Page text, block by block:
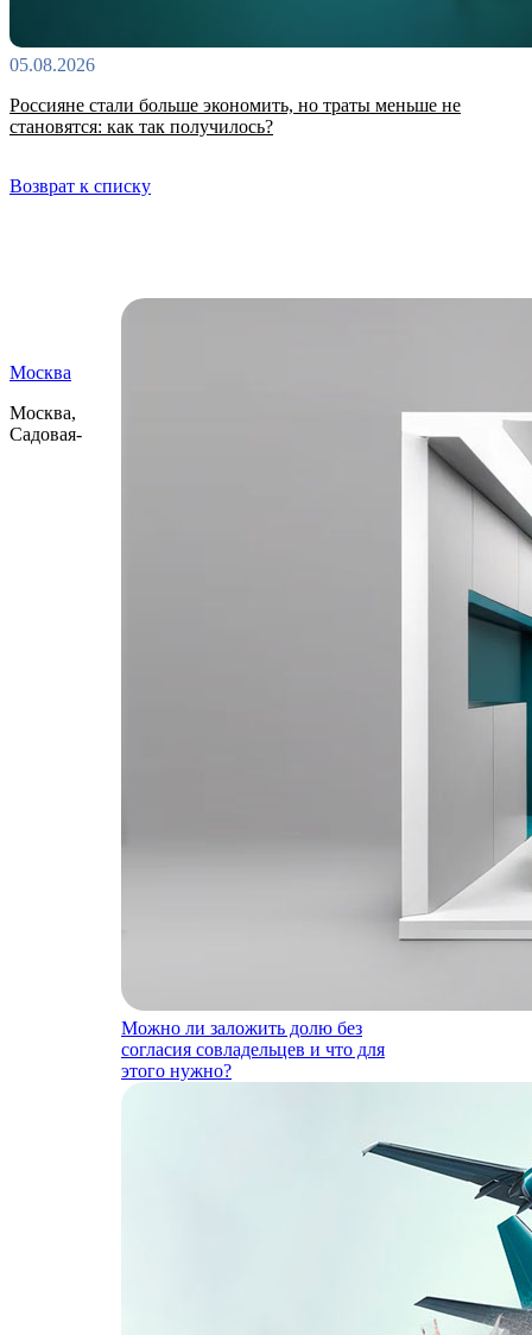
05.08.2026
Россияне стали больше экономить, но траты меньше не
становятся: как так получилось?
Возврат к списку
Можно ли заложить долю без
согласия совладельцев и что для
этого нужно?
Москва
Москва,
Садовая-